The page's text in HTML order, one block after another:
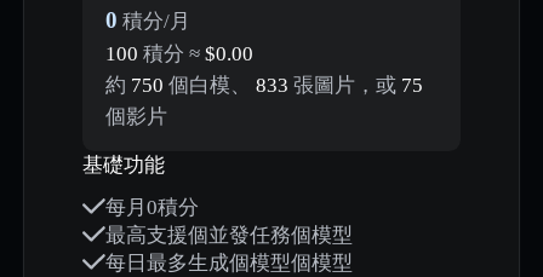
0 積分/月
100 積分 ≈$0.00
約 750 個白模、833 張圖片，或 75
個影片
基礎功能
每月0積分
最高支援個並發任務個模型
每日最多生成個模型個模型